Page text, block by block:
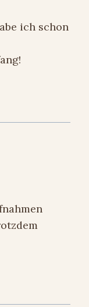
ich schon